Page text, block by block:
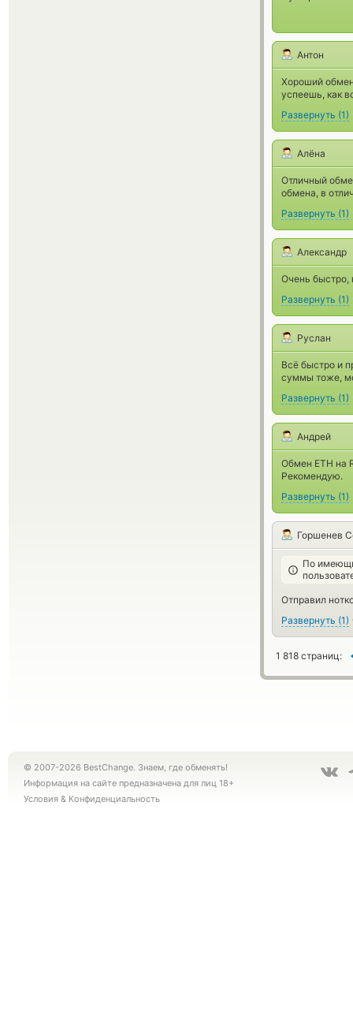
Антон
Хороший
успеешь, как
Развернуть (1)
Алёна
Отличный
обмена, в
Развернуть (1)
Александр
Очень быстро,
Развернуть (1)
Руслан
Всё быстро и
суммы тоже,
Развернуть (1)
Андрей
Обмен ETH на
Рекомендую.
Развернуть (1)
Горшенев
По
Отправил
Развернуть (1)
1 818 страниц:
© 2007-2026 BestChange. Знаем, где обменять!
Информация на сайте предназначена для лиц 18+
Условия & Конфиденциальность